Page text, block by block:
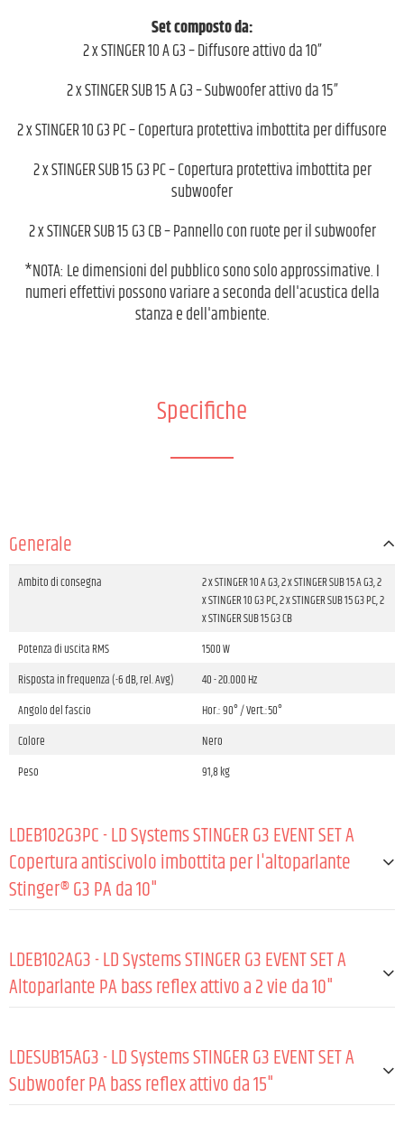
Set composto da:
2 x STINGER 10 A G3 – Diffusore attivo da 10”
2 x STINGER SUB 15 A G3 – Subwoofer attivo da 15”
2 x STINGER 10 G3 PC – Copertura protettiva imbottita per diffusore
2 x STINGER SUB 15 G3 PC – Copertura protettiva imbottita per
subwoofer
2 x STINGER SUB 15 G3 CB – Pannello con ruote per il subwoofer
*NOTA: Le dimensioni del pubblico sono solo approssimative. I
numeri effettivi possono variare a seconda dell'acustica della
stanza e dell'ambiente.
Specifiche
Generale
Ambito di consegna
2 x STINGER 10 A G3, 2 x STINGER SUB 15 A G3, 2
x STINGER 10 G3 PC, 2 x STINGER SUB 15 G3 PC, 2
x STINGER SUB 15 G3 CB
Potenza di uscita RMS
1500 W
Risposta in frequenza (-6 dB, rel. Avg)
40 - 20.000 Hz
Angolo del fascio
Hor.: 90° / Vert.:50°
Colore
Nero
Peso
91,8 kg
LDEB102G3PC - LD Systems STINGER G3 EVENT SET A
Copertura antiscivolo imbottita per l'altoparlante
Stinger® G3 PA da 10"
Tipo
Involucri
Materiale
Nylon 1680D
Spessore dell’imbottitura
8 mm
Altezza
530 mm
LDEB102AG3 - LD Systems STINGER G3 EVENT SET A
Altoparlante PA bass reflex attivo a 2 vie da 10"
Type (active/passive)
Active
LDESUB15AG3 - LD Systems STINGER G3 EVENT SET A
Subwoofer PA bass reflex attivo da 15"